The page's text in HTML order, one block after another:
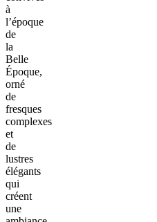
à
l’époque
de
la
Belle
Époque,
orné
de
fresques
complexes
et
de
lustres
élégants
qui
créent
une